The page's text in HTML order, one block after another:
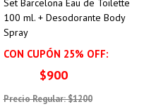
Set Barcelona Eau de Toilette
100 ml. + Desodorante Body
Spray
CON CUPÓN 25% OFF:
$900
Precio Regular: $1200